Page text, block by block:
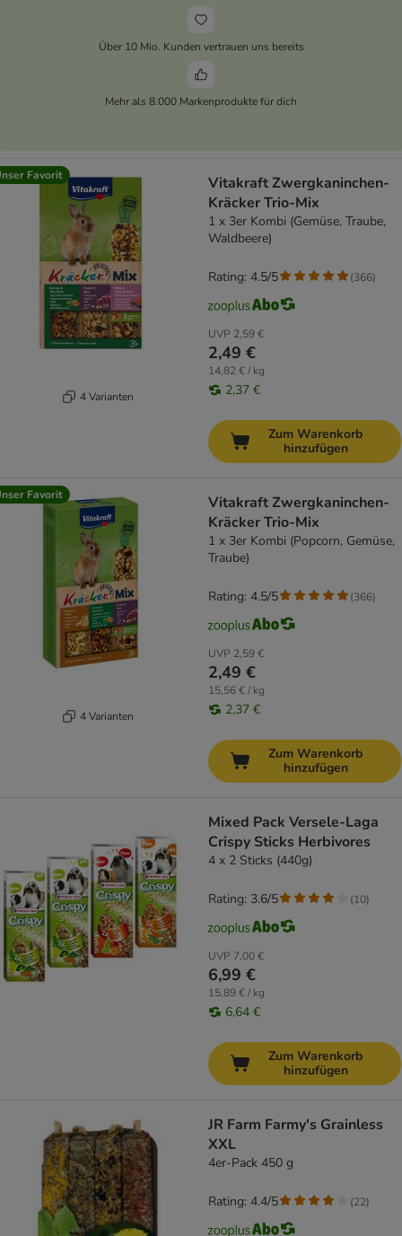
Über 10 Mio. Kunden vertrauen uns bereits
Mehr als 8.000 Markenprodukte für dich
Favorit
4 Varianten
Vitakraft Zwergkaninchen-
Kräcker Trio-Mix
1 x 3er Kombi (Gemüse, Traube,
Waldbeere)
UVP 2,59 €
2,49 €
14,82 € / kg
2,37 €
Rating: 4.5/5 (366)
Zum Warenkorb
hinzufügen
Favorit
4 Varianten
Vitakraft Zwergkaninchen-
Kräcker Trio-Mix
1 x 3er Kombi (Popcorn, Gemüse,
Traube)
UVP 2,59 €
2,49 €
15,56 € / kg
2,37 €
Rating: 4.5/5 (366)
Zum Warenkorb
hinzufügen
Mixed Pack Versele-Laga
Crispy Sticks Herbivores
4 x 2 Sticks (440g)
UVP 7,00 €
6,99 €
15,89 € / kg
6,64 €
Rating: 3.6/5 (10)
Zum Warenkorb
hinzufügen
JR Farm Farmy's Grainless
XXL
4er-Pack 450 g
Rating: 4.4/5 (22)